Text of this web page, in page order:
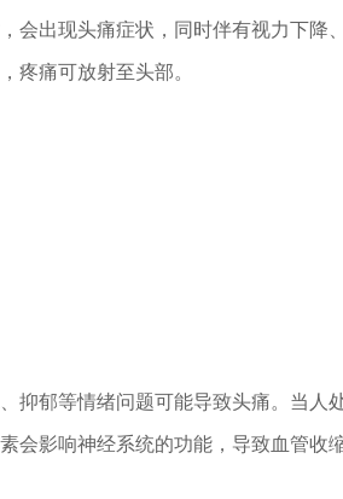
会出现头痛症状，同时伴有视力下降
疼痛可放射至头部。
抑郁等情绪问题可能导致头痛。当人
会影响神经系统的功能，导致血管收